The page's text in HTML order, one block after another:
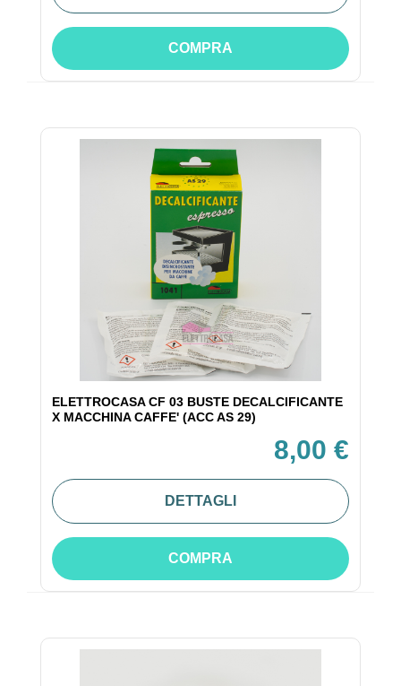
COMPRA
ELETTROCASA CF 03 BUSTE DECALCIFICANTE
X MACCHINA CAFFE' (ACC AS 29)
8,00 €
DETTAGLI
COMPRA